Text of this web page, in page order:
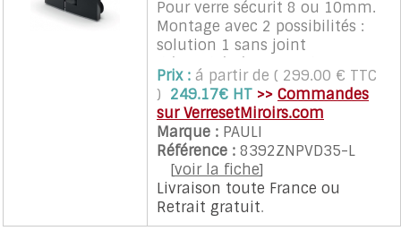
Pour verre sécurit 8 ou 10mm.
Montage avec 2 possibilités :
solution 1 sans joint
d'étanchéité pour ne laisser que
3mm entre les verres
(façonnage d'un des verres avec
biseaux 20°. Solution 2 avec
joint étanchéité 8845KUO-8K-
2500, laisse 9mm entre les
verres pour le joint. Black
édition.
Prix : á partir de ( 299.00 € TTC
) 249.17€ HT >> Commandes
sur VerresetMiroirs.com
Marque : PAULI
Référence : 8392ZNPVD35-L
[voir la fiche]
Livraison toute France ou
Retrait gratuit.